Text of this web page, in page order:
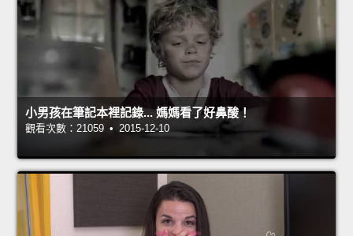
小男孩在筆記本裡記錄... 媽媽看了好鼻酸！
觀看次數：21059 • 2015-12-10